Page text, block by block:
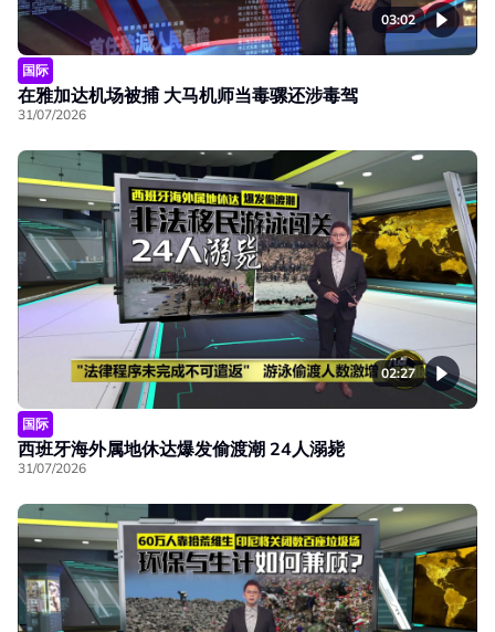
03:02
国际
在雅加达机场被捕 大马机师当毒骡还涉毒驾
31/07/2026
02:27
国际
西班牙海外属地休达爆发偷渡潮 24人溺毙
31/07/2026